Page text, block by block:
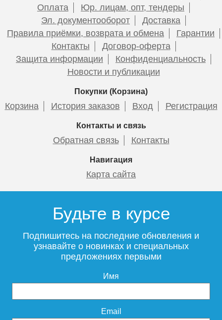
Оплата
Юр. лицам, опт, тендеры
Эл. документооборот
Доставка
Правила приёмки, возврата и обмена
Гарантии
Контакты
Договор-оферта
Защита информации
Конфиденциальность
Новости и публикации
Покупки (Корзина)
Корзина История заказов Вход Регистрация
Контакты и связь
Обратная связь Контакты
Навигация
Карта сайта
Будьте в курсе
Подпишитесь на последние обновления и
узнавайте о новинках и специальных
предложениях первыми
Имя
Email